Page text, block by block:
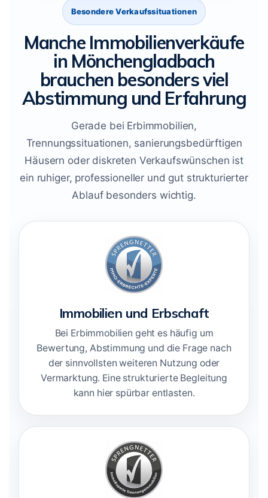
Besondere Verkaufssituationen
Manche Immobilienverkäufe
in Mönchengladbach
brauchen besonders viel
Abstimmung und Erfahrung
Gerade bei Erbimmobilien,
Trennungssituationen, sanierungsbedürftigen
Häusern oder diskreten Verkaufswünschen ist
ein ruhiger, professioneller und gut strukturierter
Ablauf besonders wichtig.
Immobilien und Erbschaft
Bei Erbimmobilien geht es häufig um
Bewertung, Abstimmung und die Frage nach
der sinnvollsten weiteren Nutzung oder
Vermarktung. Eine strukturierte Begleitung
kann hier spürbar entlasten.